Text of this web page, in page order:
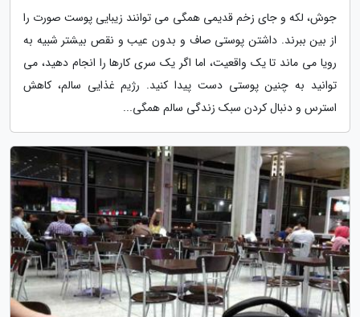
جوش، لکه و جای زخم قدیمی همگی می توانند زیبایی پوست صورت را
از بین ببرند. داشتن پوستی صاف و بدون عیب و نقص بیشتر شبیه به
رویا می ماند تا یک واقعیت، اما اگر یک سری کارها را انجام دهید، می
توانید به چنین پوستی دست پیدا کنید. رژیم غذایی سالم، کاهش
استرس و دنبال کردن سبک زندگی سالم همگی...